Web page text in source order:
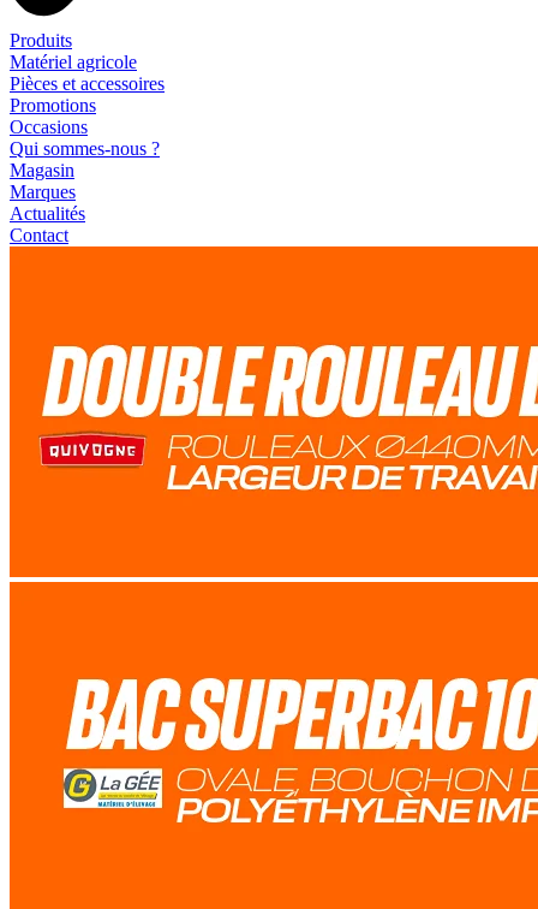
Produits
Matériel agricole
Pièces et accessoires
Promotions
Occasions
Qui sommes-nous ?
Magasin
Marques
Actualités
Contact